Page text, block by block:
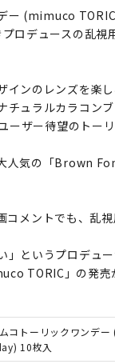
ー (mimuco
ロデュースの乱視
インのレンズを楽し
ュラルカラコンブ
ーザー待望のトー
人気の「Brown
コメントでも、乱
」というプロデュ
TORIC」の発売
コトーリックワンデ
10枚入